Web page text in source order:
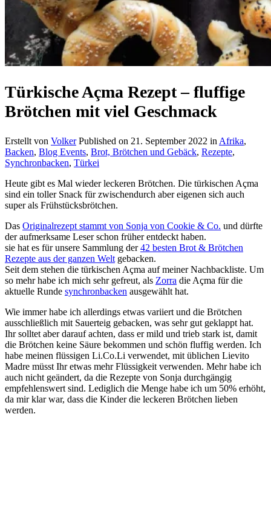
Türkische Açma Rezept – fluffige
Brötchen mit viel Geschmack
Erstellt von Volker Published on 21. September 2022 in Afrika,
Backen, Blog Events, Brot, Brötchen und Gebäck, Rezepte,
Synchronbacken, Türkei
Heute gibt es Mal wieder leckeren Brötchen. Die türkischen Açma
sind ein toller Snack für zwischendurch aber eigenen sich auch
super als Frühstücksbrötchen.
Das Originalrezept stammt von Sonja von Cookie & Co. und dürfte
der aufmerksame Leser schon früher entdeckt haben.
sie hat es für unsere Sammlung der42 besten Brot & Brötchen
Rezepte aus der ganzen Welt gebacken.
Seit dem stehen die türkischen Açma auf meiner Nachbackliste. Um
so mehr habe ich mich sehr gefreut, als Zorra die Açma für die
aktuelle Runde synchronbacken ausgewählt hat.
Wie immer habe ich allerdings etwas variiert und die Brötchen
ausschließlich mit Sauerteig gebacken, was sehr gut geklappt hat.
Ihr solltet aber darauf achten, dass er mild und trieb stark ist, damit
die Brötchen keine Säure bekommen und schön fluffig werden. Ich
habe meinen flüssigen Li.Co.Li verwendet, mit üblichen Lievito
Madre müsst Ihr etwas mehr Flüssigkeit verwenden. Mehr habe ich
auch nicht geändert, da die Rezepte von Sonja durchgängig
empfehlenswert sind. Lediglich die Menge habe ich um 50% erhöht,
da mir klar war, dass die Kinder die leckeren Brötchen lieben
werden.